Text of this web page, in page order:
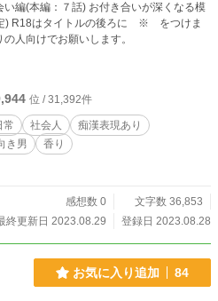
ま
りの人向けでお願いします。
位 / 31,392件
常 社会人
痴漢表現あり
き男
香り
感想数 0
文字数 36,853
終更新日 2023.08.29
登録日 2023.08.28
お気に入り追加 84